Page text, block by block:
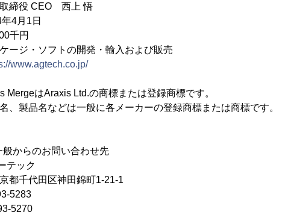
締役 CEO 西上 悟
4月1日
千円
ージ・ソフトの開発・輸入および販売
www.agtech.co.jp/
MergeはAraxis Ltd.の商標または登録商標です。
、製品名などは一般に各メーカーの登録商標または商標です。
からのお問い合わせ先
テック
都千代田区神田錦町1-21-1
5283
5270